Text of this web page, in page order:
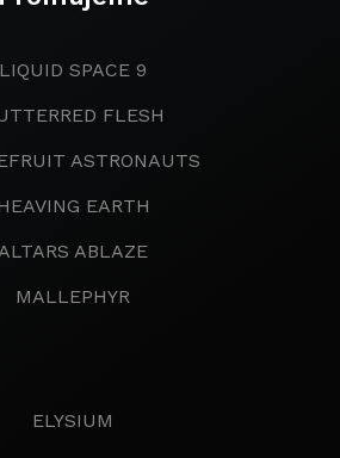
LIQUID SPACE 9
FLESH
ASTRONAUTS
EARTH
ABLAZE
MALLEPHYR
ELYSIUM